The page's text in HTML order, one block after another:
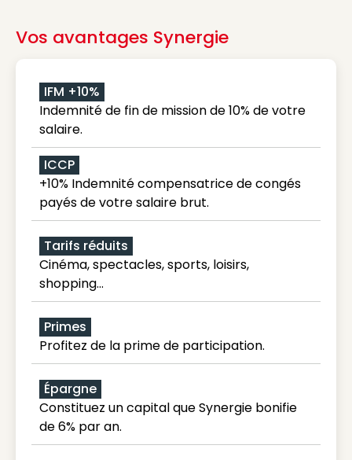
Vos avantages Synergie
IFM +10%
Indemnité de fin de mission de 10% de votre
salaire.
ICCP
+10% Indemnité compensatrice de congés
payés de votre salaire brut.
Tarifs réduits
Cinéma, spectacles, sports, loisirs,
shopping...
Primes
Profitez de la prime de participation.
Épargne
Constituez un capital que Synergie bonifie
de 6% par an.